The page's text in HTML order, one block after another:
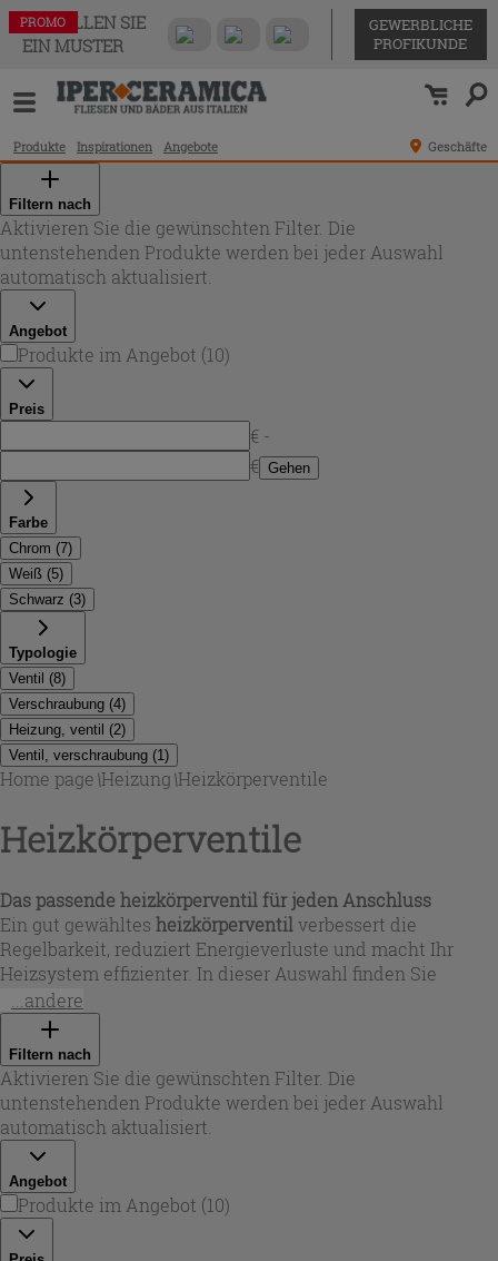
BESTELLEN SIE
EIN MUSTER
GEWERBLICHE
PROFIKUNDE
Produkte Inspirationen Angebote Geschäfte
Filtern nach
Aktivieren Sie die gewünschten Filter. Die
untenstehenden Produkte werden bei jeder Auswahl
automatisch aktualisiert.
Angebot
Produkte im Angebot (10)
Preis
€ -
€ Gehen
Farbe
Chrom (7)
Weiß (5)
Schwarz (3)
Typologie
Ventil (8)
Verschraubung (4)
Heizung, ventil (2)
Ventil, verschraubung (1)
Home page\Heizung\Heizkörperventile
Heizkörperventile
Das passende heizkörperventil für jeden Anschluss
Ein gut gewähltes heizkörperventil verbessert die
Regelbarkeit, reduziert Energieverluste und macht Ihr
Heizsystem effizienter. In dieser Auswahl finden Sie
Ausführungen mit gängigen Anschlüssen wie 1/2" x 24/19
sowie Varianten mit Eurokonus, ideal für Installationen
mit Kupfer- oder Mehrschichtverbundrohren. Je nach
Einbauposition stehen Eckversionen und Winkel-
Verschraubungen zur Verfügung, um auch bei engen
Platzverhältnissen sauber und sicher zu montieren. So
lassen sich die
...andere
Filtern nach
Aktivieren Sie die gewünschten Filter. Die
untenstehenden Produkte werden bei jeder Auswahl
automatisch aktualisiert.
Angebot
Produkte im Angebot (10)
PROMO
PROMO
PROMO
PROMO
PROMO
PROMO
PROMO
PROMO
PROMO
PROMO